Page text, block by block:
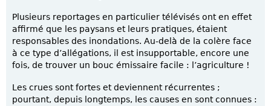
Plusieurs reportages en particulier télévisés ont en effet
affirmé que les paysans et leurs pratiques, étaient
responsables des inondations. Au-delà de la colère face
à ce type d’allégations, il est insupportable, encore une
fois, de trouver un bouc émissaire facile : l’agriculture !
Les crues sont fortes et deviennent récurrentes ;
pourtant, depuis longtemps, les causes en sont connues :